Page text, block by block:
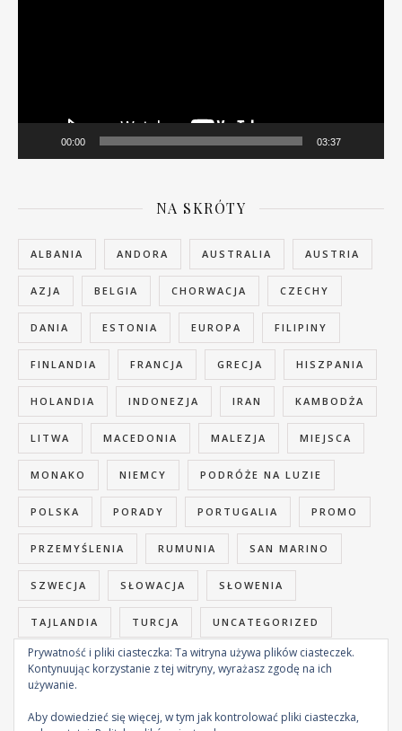
00:00 03:37
NA SKRÓTY
ALBANIA ANDORA AUSTRALIA AUSTRIA
AZJA BELGIA CHORWACJA CZECHY
DANIA ESTONIA EUROPA FILIPINY
FINLANDIA FRANCJA GRECJA HISZPANIA
HOLANDIA INDONEZJA IRAN KAMBODŻA
LITWA MACEDONIA MALEZJA MIEJSCA
MONAKO NIEMCY PODRÓŻE NA LUZIE
POLSKA PORADY PORTUGALIA PROMO
PRZEMYŚLENIA RUMUNIA SAN MARINO
SZWECJA SŁOWACJA SŁOWENIA
TAJLANDIA TURCJA UNCATEGORIZED
WIETNAM WĘGRY WŁOCHY ŁOTWA
Prywatność i pliki ciasteczka: Ta witryna używa plików ciasteczek.
Kontynuując korzystanie z tej witryny, wyrażasz zgodę na ich
używanie.
Aby dowiedzieć się więcej, w tym jak kontrolować pliki ciasteczka,